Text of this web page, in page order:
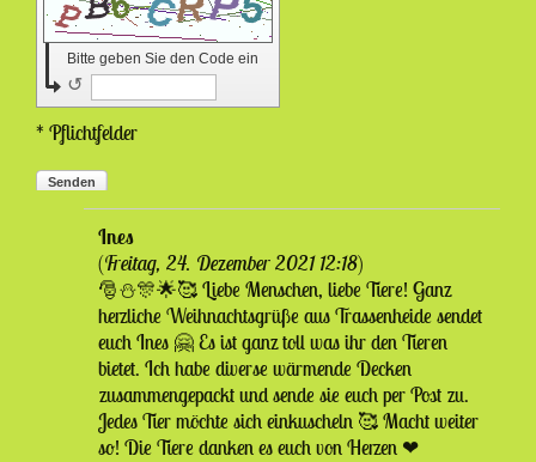
Bitte geben Sie den Code ein
↺
* Pflichtfelder
Senden
Ines
(Freitag, 24. Dezember 2021 12:18)
🎅⛄🎊🌟🥰 Liebe Menschen, liebe Tiere! Ganz
herzliche Weihnachtsgrüße aus Trassenheide sendet
euch Ines 🤗 Es ist ganz toll was ihr den Tieren
bietet. Ich habe diverse wärmende Decken
zusammengepackt und sende sie euch per Post zu.
Jedes Tier möchte sich einkuscheln 🥰 Macht weiter
so! Die Tiere danken es euch von Herzen ❤